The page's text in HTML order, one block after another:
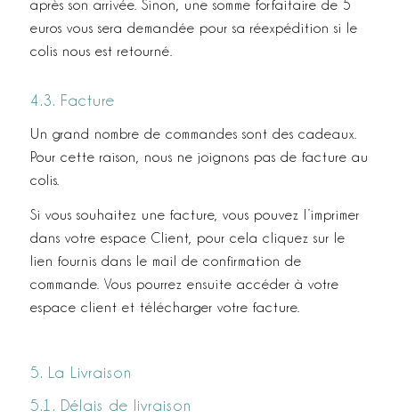
après son arrivée. Sinon, une somme forfaitaire de 5
euros vous sera demandée pour sa réexpédition si le
colis nous est retourné.
4.3. Facture
Un grand nombre de commandes sont des cadeaux.
Pour cette raison, nous ne joignons pas de facture au
colis.
Si vous souhaitez une facture, vous pouvez l’imprimer
dans votre espace Client, pour cela cliquez sur le
lien fournis dans le mail de confirmation de
commande. Vous pourrez ensuite accéder à votre
espace client et télécharger votre facture.
5. La Livraison
5.1. Délais de livraison